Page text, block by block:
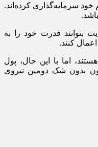
خود سرمایه‌گذاری کرده‌اند.
بتوانند قدرت خود را به
کنند.
اما با این حال، پول
بدون شک دومین نیروی